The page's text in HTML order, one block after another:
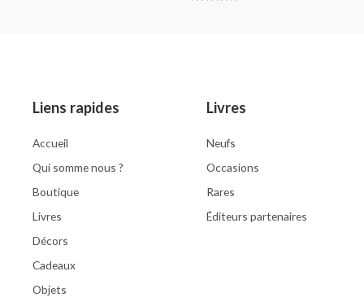
Liens rapides
Accueil
Qui somme nous ?
Boutique
Livres
Décors
Cadeaux
Objets
Livres
Neufs
Occasions
Rares
Éditeurs partenaires